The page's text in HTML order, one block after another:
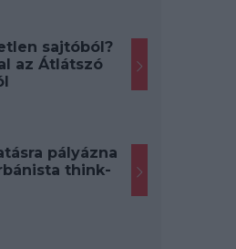
sajtóból?
az Átlátszó
pályázna
think-